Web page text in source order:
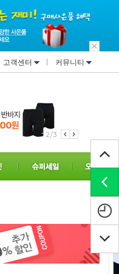
고객센터 커뮤니티
2/3